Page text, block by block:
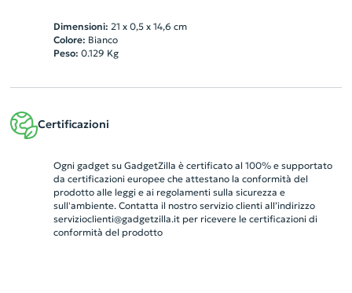
Dimensioni: 21 x 0,5 x 14,6 cm
Colore: Bianco
Peso: 0.129 Kg
Certificazioni
Ogni gadget su GadgetZilla è certificato al 100% e supportato
da certificazioni europee che attestano la conformità del
prodotto alle leggi e ai regolamenti sulla sicurezza e
sull'ambiente. Contatta il nostro servizio clienti all’indirizzo
servizioclienti@gadgetzilla.itper ricevere le certificazioni di
conformità del prodotto